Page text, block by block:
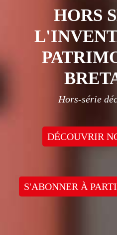
HORS
Hors-série
DÉCOUVRIR
S'ABONNER À